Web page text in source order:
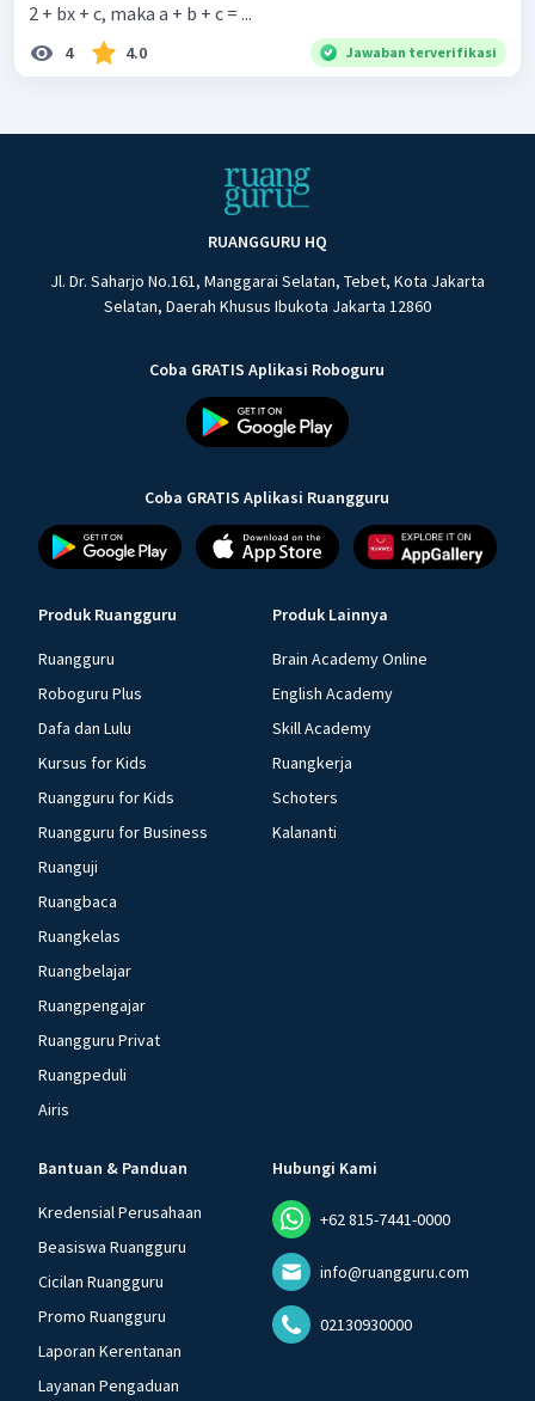
2 + bx + c, maka a + b + c = ...
4 4.0 Jawaban terverifikasi
RUANGGURU HQ
Jl. Dr. Saharjo No.161, Manggarai Selatan, Tebet, Kota Jakarta
Selatan, Daerah Khusus Ibukota Jakarta 12860
Coba GRATIS Aplikasi Roboguru
Coba GRATIS Aplikasi Ruangguru
Produk Ruangguru
Ruangguru
Roboguru Plus
Dafa dan Lulu
Kursus for Kids
Ruangguru for Kids
Ruangguru for Business
Ruanguji
Ruangbaca
Ruangkelas
Ruangbelajar
Ruangpengajar
Ruangguru Privat
Ruangpeduli
Airis
Produk Lainnya
Brain Academy Online
English Academy
Skill Academy
Ruangkerja
Schoters
Kalananti
Bantuan & Panduan
Kredensial Perusahaan
Beasiswa Ruangguru
Cicilan Ruangguru
Promo Ruangguru
Laporan Kerentanan
Layanan Pengaduan
Hubungi Kami
+62 815-7441-0000
info@ruangguru.com
02130930000